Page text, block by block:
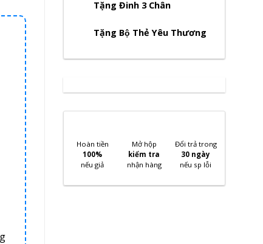
Tặng Đinh 3 Chân
Tặng Bộ Thẻ Yêu Thương
Hoàn tiền
100%
nếu giả
Mở hộp
kiểm tra
nhận hàng
Đổi trả trong
30 ngày
nếu sp lỗi